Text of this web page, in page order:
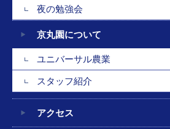
夜の勉強会
京丸園について
ユニバーサル農業
スタッフ紹介
アクセス